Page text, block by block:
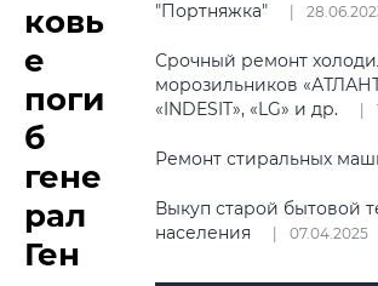
ковь
е
поги
б
гене
рал
Ген
"Портняжка"
Срочный ремонт
морозильников
«INDESIT», «LG» и др.
Ремонт стиральных
Выкуп старой бытовой
населения
07.04.2025